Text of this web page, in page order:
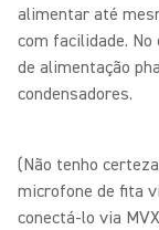
alimentar até
com facilidade.
de alimentação
condensadores.
(Não tenho
microfone de fita
conectá-lo via